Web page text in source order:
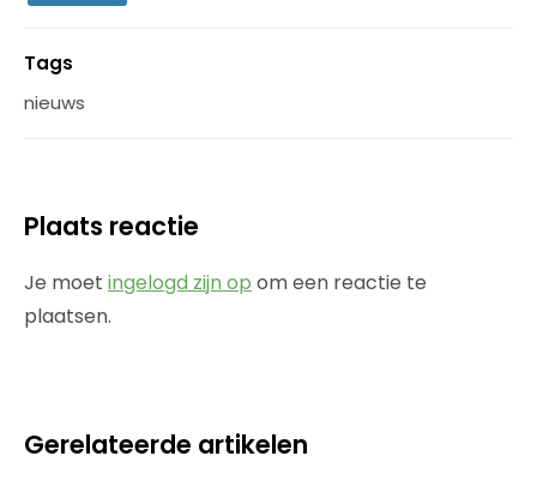
Tags
nieuws
Plaats reactie
Je moet ingelogd zijn op om een reactie te
plaatsen.
Gerelateerde artikelen